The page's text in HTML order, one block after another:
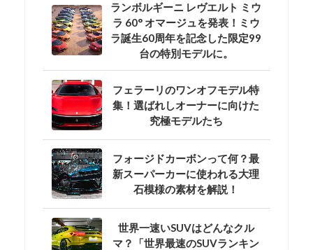
ランボルギーニ レヴエルト ミウ
ラ 60° オマージュを発表！ミウ
ラ誕生60周年を記念した限定99
台の特別モデルに。
フェラーリのワンオフモデル特
集！選ばれしオーナーに向けた
究極モデルたち
フォージドカーボンって何？最
新スーパーカーに使われる大理
石模様の素材を解説！
世界一速いSUVはどんなクル
マ？「世界最速のSUVランキン